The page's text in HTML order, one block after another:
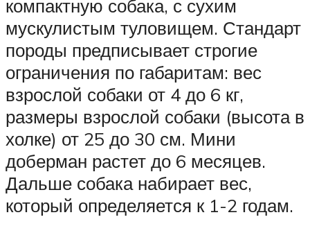
компактную собака, с сухим
мускулистым туловищем. Стандарт
породы предписывает строгие
ограничения по габаритам: вес
взрослой собаки от 4 до 6 кг,
размеры взрослой собаки (высота в
холке) от 25 до 30 см. Мини
доберман растет до 6 месяцев.
Дальше собака набирает вес,
который определяется к 1-2 годам.